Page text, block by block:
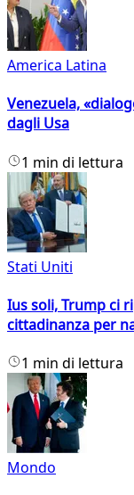
America Latina
Venezuela,
dagli Usa
1 min di lettura
Stati Uniti
Ius soli, Trump ci
cittadinanza per
1 min di lettura
Mondo